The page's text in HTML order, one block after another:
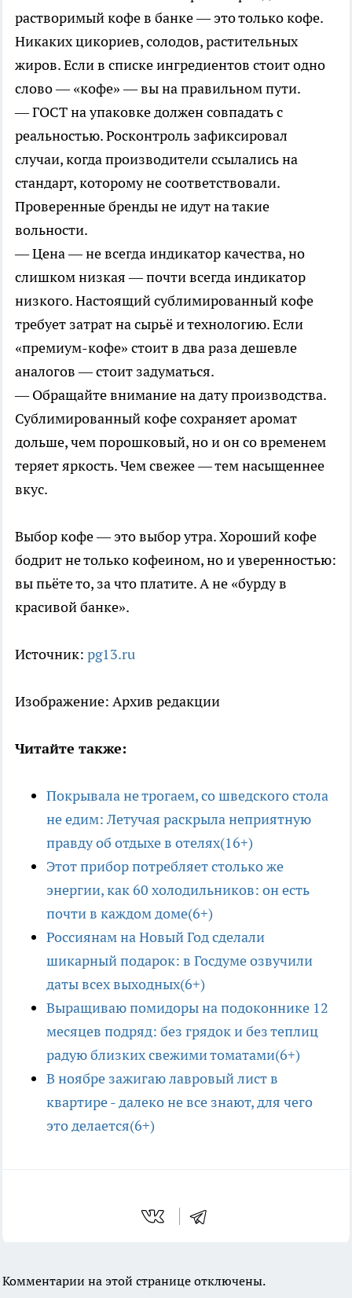
растворимый кофе в банке — это только кофе.
Никаких цикориев, солодов, растительных
жиров. Если в списке ингредиентов стоит одно
слово — «кофе» — вы на правильном пути.
— ГОСТ на упаковке должен совпадать с
реальностью. Росконтроль зафиксировал
случаи, когда производители ссылались на
стандарт, которому не соответствовали.
Проверенные бренды не идут на такие
вольности.
— Цена — не всегда индикатор качества, но
слишком низкая — почти всегда индикатор
низкого. Настоящий сублимированный кофе
требует затрат на сырьё и технологию. Если
«премиум-кофе» стоит в два раза дешевле
аналогов — стоит задуматься.
— Обращайте внимание на дату производства.
Сублимированный кофе сохраняет аромат
дольше, чем порошковый, но и он со временем
теряет яркость. Чем свежее — тем насыщеннее
вкус.
Выбор кофе — это выбор утра. Хороший кофе
бодрит не только кофеином, но и уверенностью:
вы пьёте то, за что платите. А не «бурду в
красивой банке».
Источник: pg13.ru
Изображение: Архив редакции
Читайте также:
Покрывала не трогаем, со шведского стола
не едим: Летучая раскрыла неприятную
правду об отдыхе в отелях(16+)
Этот прибор потребляет столько же
энергии, как 60 холодильников: он есть
почти в каждом доме(6+)
Россиянам на Новый Год сделали
шикарный подарок: в Госдуме озвучили
даты всех выходных(6+)
Выращиваю помидоры на подоконнике 12
месяцев подряд: без грядок и без теплиц
радую близких свежими томатами(6+)
В ноябре зажигаю лавровый лист в
квартире - далеко не все знают, для чего
это делается(6+)
Комментарии на этой странице отключены.